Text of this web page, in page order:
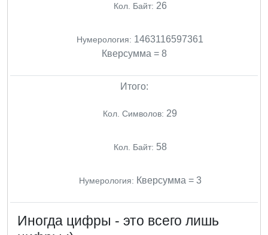
Кол. Байт: 26
Нумерология: 1463116597361
Кверсумма = 8
Итого:
Кол. Символов: 29
Кол. Байт: 58
Нумерология: Кверсумма = 3
Иногда цифры - это всего лишь